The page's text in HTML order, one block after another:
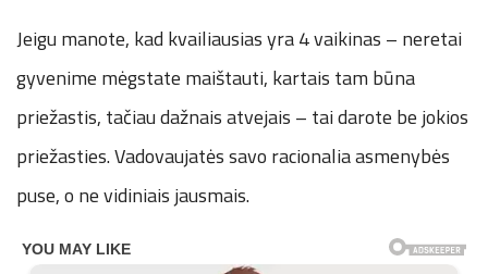
Jeigu manote, kad kvailiausias yra 4 vaikinas – neretai
gyvenime mėgstate maištauti, kartais tam būna
priežastis, tačiau dažnais atvejais – tai darote be jokios
priežasties. Vadovaujatės savo racionalia asmenybės
puse, o ne vidiniais jausmais.